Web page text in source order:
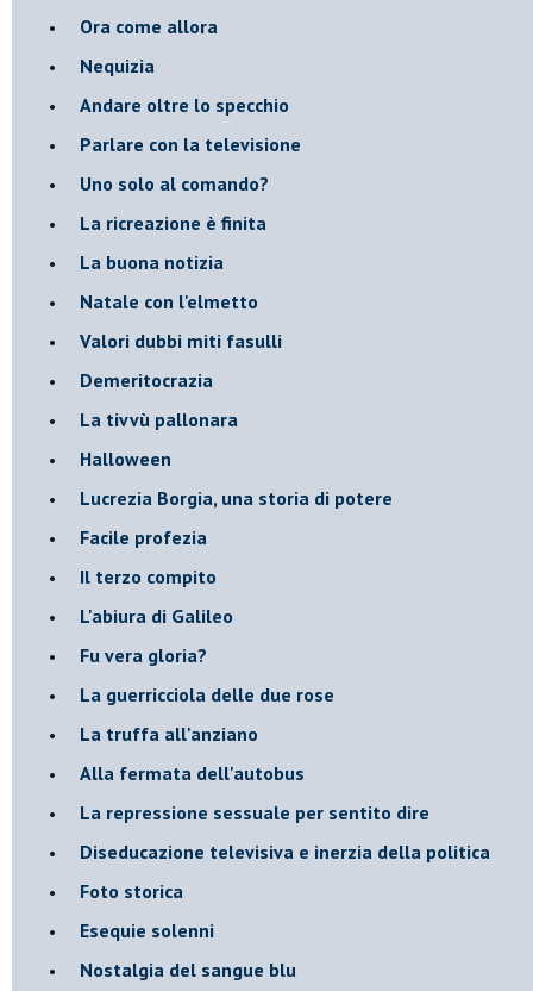
Ora come allora
Nequizia
Andare oltre lo specchio
Parlare con la televisione
Uno solo al comando?
La ricreazione è finita
La buona notizia
Natale con l'elmetto
Valori dubbi miti fasulli
Demeritocrazia
La tivvù pallonara
Halloween
​Lucrezia Borgia, una storia di potere
Facile profezia
Il terzo compito
L'abiura di Galileo
Fu vera gloria?
La guerricciola delle due rose
La truffa all'anziano
Alla fermata dell'autobus
La repressione sessuale per sentito dire
Diseducazione televisiva e inerzia della politica
Foto storica
Esequie solenni
Nostalgia del sangue blu